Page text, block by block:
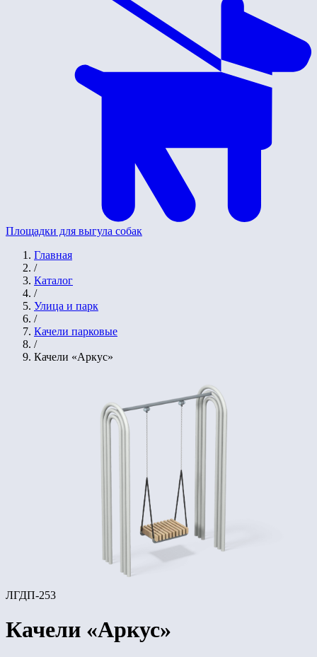
Площадки для выгула собак
Главная
/
Каталог
/
Улица и парк
/
Качели парковые
/
Качели «Аркус»
ЛГДП-253
Качели «Аркус»